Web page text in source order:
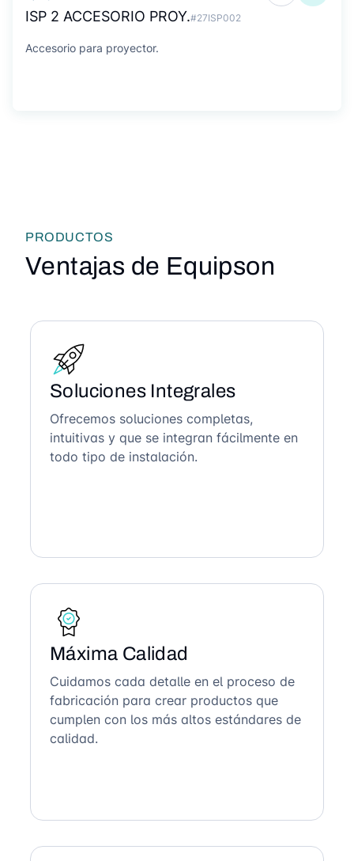
ISP 2 ACCESORIO PROY.#27ISP002
Accesorio para proyector.
PRODUCTOS
Ventajas de Equipson
Soluciones Integrales
Ofrecemos soluciones completas,
intuitivas y que se integran fácilmente en
todo tipo de instalación.
Máxima Calidad
Cuidamos cada detalle en el proceso de
fabricación para crear productos que
cumplen con los más altos estándares de
calidad.